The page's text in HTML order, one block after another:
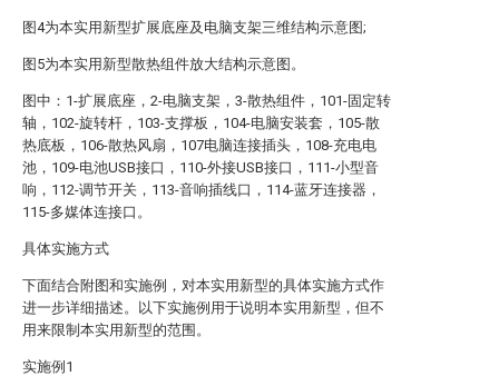
图4为本实用新型扩展底座及电脑支架三维结构示意图;
图5为本实用新型散热组件放大结构示意图。
图中：1-扩展底座，2-电脑支架，3-散热组件，101-固定转
轴，102-旋转杆，103-支撑板，104-电脑安装套，105-散
热底板，106-散热风扇，107电脑连接插头，108-充电电
池，109-电池USB接口，110-外接USB接口，111-小型音
响，112-调节开关，113-音响插线口，114-蓝牙连接器，
115-多媒体连接口。
具体实施方式
下面结合附图和实施例，对本实用新型的具体实施方式作
进一步详细描述。以下实施例用于说明本实用新型，但不
用来限制本实用新型的范围。
实施例1